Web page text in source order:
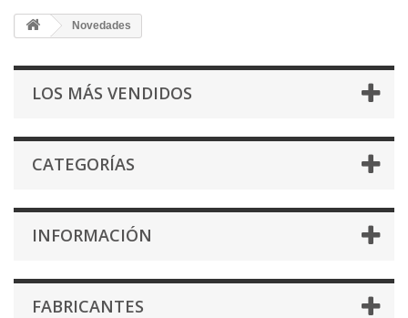
Novedades
LOS MÁS VENDIDOS
CATEGORÍAS
INFORMACIÓN
FABRICANTES